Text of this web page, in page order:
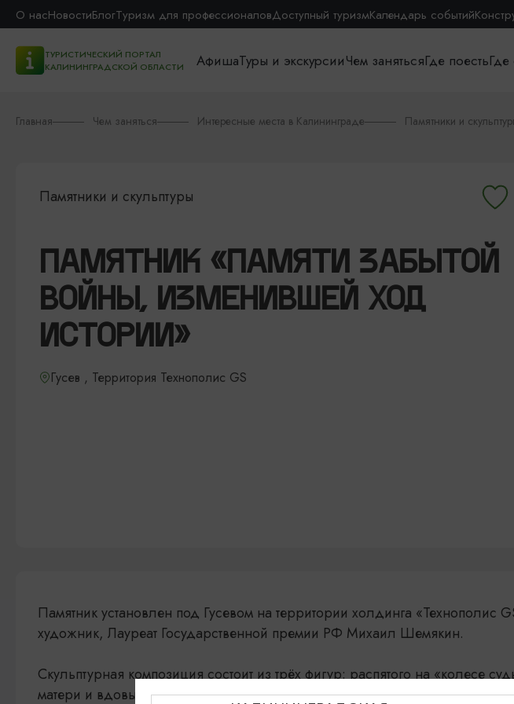
О насНовостиБлогТуризм для профессионаловДоступный туризмКалендарь событий
ТУРИСТИЧЕСКИЙ ПОРТАЛ
КАЛИНИНГРАДСКОЙ ОБЛАСТИ
АфишаТуры и экскурсииЧем занятьсяГде поестьГде
Главная Чем заняться Интересные места в Калининграде Памятники и
Памятники и скульптуры
ПАМЯТНИК «ПАМЯТИ ЗАБЫТОЙ
ВОЙНЫ, ИЗМЕНИВШЕЙ ХОД
ИСТОРИИ»
Гусев , Территория Технополис GS
Памятник установлен под Гусевом на территории холдинга «Технополис
художник, Лауреат Государственной премии РФ Михаил Шемякин.
Скульптурная композиция состоит из трёх фигур: распятого на «колесе
матери и вдовы, олицетворяющих скорбящие семьи солдат, погибших в